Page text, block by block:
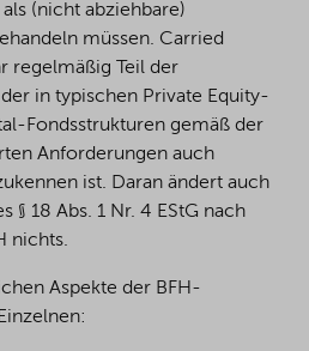
(nicht abziehbare)
müssen. Carried
regelmäßig Teil der
in typischen Private Equity-
Fondsstrukturen gemäß der
Anforderungen auch
ist. Daran ändert auch
§ 18 Abs. 1 Nr. 4 EStG nach
nichts.
Aspekte der BFH-